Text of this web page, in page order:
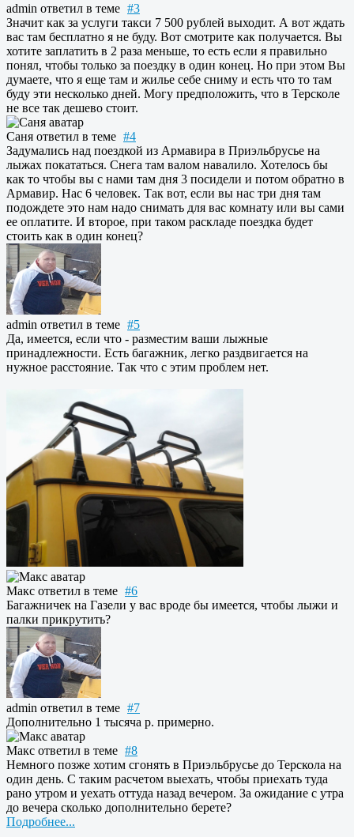
admin ответил в теме #3
Значит как за услуги такси 7 500 рублей выходит. А вот ждать
вас там бесплатно я не буду. Вот смотрите как получается. Вы
хотите заплатить в 2 раза меньше, то есть если я правильно
понял, чтобы только за поездку в один конец. Но при этом Вы
думаете, что я еще там и жилье себе сниму и есть что то там
буду эти несколько дней. Могу предположить, что в Терсколе
не все так дешево стоит.
Саня ответил в теме #4
Задумались над поездкой из Армавира в Приэльбрусье на
лыжах покататься. Снега там валом навалило. Хотелось бы
как то чтобы вы с нами там дня 3 посидели и потом обратно в
Армавир. Нас 6 человек. Так вот, если вы нас три дня там
подождете это нам надо снимать для вас комнату или вы сами
ее оплатите. И второе, при таком раскладе поездка будет
стоить как в один конец?
admin ответил в теме #5
Да, имеется, если что - разместим ваши лыжные
принадлежности. Есть багажник, легко раздвигается на
нужное расстояние. Так что с этим проблем нет.
Макс ответил в теме #6
Багажничек на Газели у вас вроде бы имеется, чтобы лыжи и
палки прикрутить?
admin ответил в теме #7
Дополнительно 1 тысяча р. примерно.
Макс ответил в теме #8
Немного позже хотим сгонять в Приэльбрусье до Терскола на
один день. С таким расчетом выехать, чтобы приехать туда
рано утром и уехать оттуда назад вечером. За ожидание с утра
до вечера сколько дополнительно берете?
Подробнее...